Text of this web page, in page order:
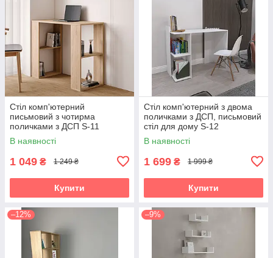
Стіл комп'ютерний
письмовий з чотирма
поличками з ДСП S-11
В наявності
1 049 ₴ 1 249 ₴
Купити
Стіл комп'ютерний з двома
поличками з ДСП, письмовий
стіл для дому S-12
В наявності
1 699 ₴ 1 999 ₴
Купити
–12% –9%